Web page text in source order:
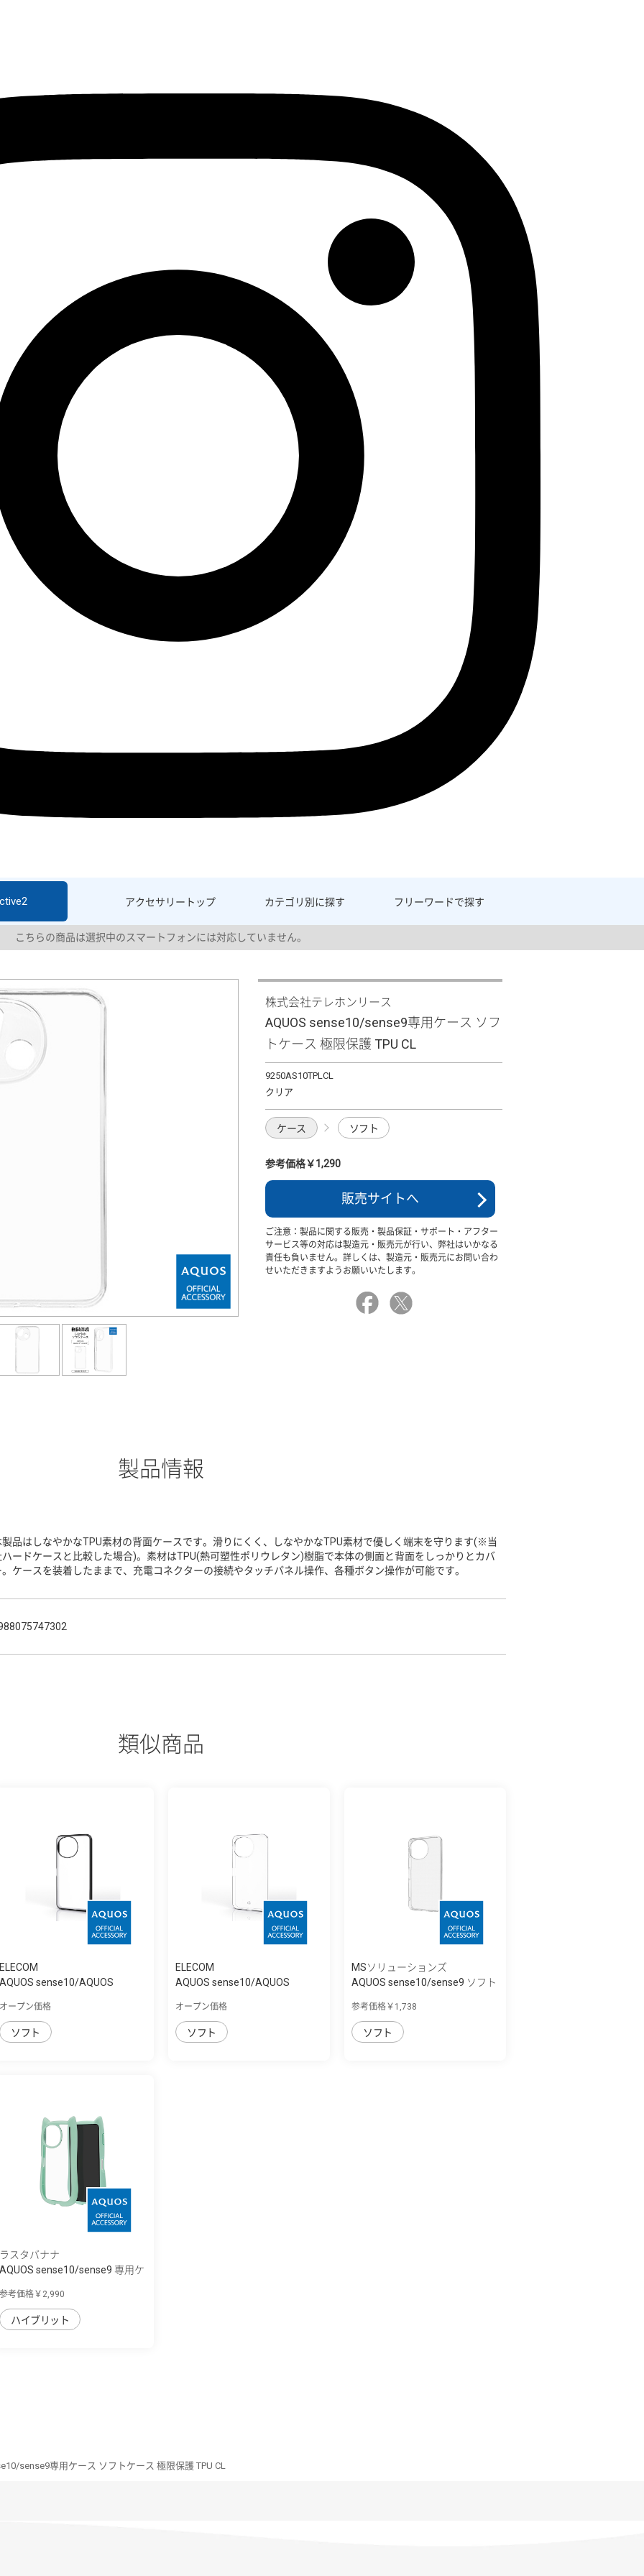
アクセサリー トップ カテゴリ別に探す フリーワードで探す
こちらの商品は選択中のスマートフォンには対応していません。
株式会社テレホンリース
AQUOS sense10/sense9専用ケース ソフ
トケース 極限保護 TPU CL
9250AS10TPLCL
クリア
ケース ソフト
参考価格￥1,290
販売サイトへ
ご注意：製品に関する販売・製品保証・サポート・アフター
サービス等の対応は製造元・販売元が行い、弊社はいかなる
責任も負いません。詳しくは、製造元・販売元にお問い合わ
せいただきますようお願いいたします。
製品情報
製品はしなやかなTPU素材の背面ケースです。滑りにくく、しなやかなTPU素材で優しく端末を守ります(※当
ハードケースと比較した場合)。素材はTPU(熱可塑性ポリウレタン)樹脂で本体の側面と背面をしっかりとカバ
。ケースを装着したままで、充電コネクターの接続やタッチパネル操作、各種ボタン操作が可能です。
類似商品
ELECOM
AQUOS sense10/AQUOS
オープン価格
ソフト
ELECOM
AQUOS sense10/AQUOS
オープン価格
ソフト
MSソリューションズ
AQUOS sense10/sense9 ソフト
参考価格￥1,738
ソフト
ラスタバナナ
AQUOS sense10/sense9 専用ケ
参考価格￥2,990
ハイブリット
sense9専用ケース ソフトケース 極限保護 TPU CL